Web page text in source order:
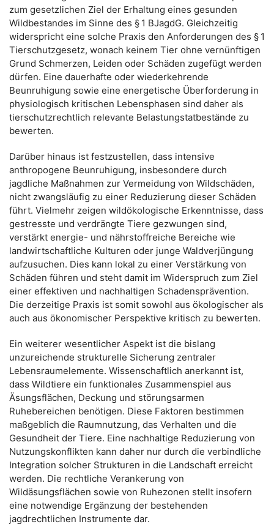
zum gesetzlichen Ziel der Erhaltung eines gesunden
Wildbestandes im Sinne des § 1 BJagdG. Gleichzeitig
widerspricht eine solche Praxis den Anforderungen des § 1
Tierschutzgesetz, wonach keinem Tier ohne vernünftigen
Grund Schmerzen, Leiden oder Schäden zugefügt werden
dürfen. Eine dauerhafte oder wiederkehrende
Beunruhigung sowie eine energetische Überforderung in
physiologisch kritischen Lebensphasen sind daher als
tierschutzrechtlich relevante Belastungstatbestände zu
bewerten.
Darüber hinaus ist festzustellen, dass intensive
anthropogene Beunruhigung, insbesondere durch
jagdliche Maßnahmen zur Vermeidung von Wildschäden,
nicht zwangsläufig zu einer Reduzierung dieser Schäden
führt. Vielmehr zeigen wildökologische Erkenntnisse, dass
gestresste und verdrängte Tiere gezwungen sind,
verstärkt energie- und nährstoffreiche Bereiche wie
landwirtschaftliche Kulturen oder junge Waldverjüngung
aufzusuchen. Dies kann lokal zu einer Verstärkung von
Schäden führen und steht damit im Widerspruch zum Ziel
einer effektiven und nachhaltigen Schadensprävention.
Die derzeitige Praxis ist somit sowohl aus ökologischer als
auch aus ökonomischer Perspektive kritisch zu bewerten.
Ein weiterer wesentlicher Aspekt ist die bislang
unzureichende strukturelle Sicherung zentraler
Lebensraumelemente. Wissenschaftlich anerkannt ist,
dass Wildtiere ein funktionales Zusammenspiel aus
Äsungsflächen, Deckung und störungsarmen
Ruhebereichen benötigen. Diese Faktoren bestimmen
maßgeblich die Raumnutzung, das Verhalten und die
Gesundheit der Tiere. Eine nachhaltige Reduzierung von
Nutzungskonflikten kann daher nur durch die verbindliche
Integration solcher Strukturen in die Landschaft erreicht
werden. Die rechtliche Verankerung von
Wildäsungsflächen sowie von Ruhezonen stellt insofern
eine notwendige Ergänzung der bestehenden
jagdrechtlichen Instrumente dar.